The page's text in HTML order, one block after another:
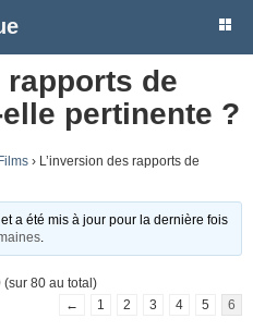
rapports de
pertinente ?
› L’inversion des rapports de
a été mis à jour pour la dernière fois
80 au total)
←
1 2 3 4 5 6